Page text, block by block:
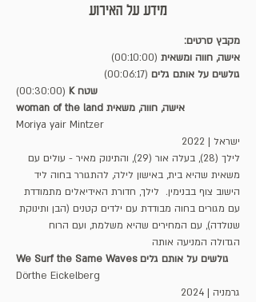
מידע על האירוע
מקבץ סרטים:
אישה, חווה ומשאית (00:10:00)
גולשים על אותם גלים (00:06:17)
(00:30:00)
woman of the land אישה, חווה, משאית
Moriya yair Mintzer
ישראל | 2022
לילך (28), בעלה אור (29), והתינוק מאיר - עולים עם
משאית שהיא בית, באישון לילה, להתגורר בחוה ליד
הישוב צוף בבנימין.  לילך, חדורת האידיאלים מתמודדת
עם מגורים בחוה מבודדת עם ילדים קטנים (הבן ותינוקת
שנולדה), עם המחירים שהיא משלמת, ועם הרוח
הגדולה המניעה אותה
We Surf the Same Waves גולשים על אותם גלים
Dörthe Eickelberg
גרמניה | 2024